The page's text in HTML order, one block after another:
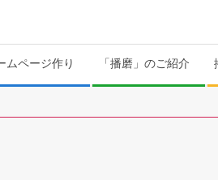
ムページ作り 「播磨」のご紹介